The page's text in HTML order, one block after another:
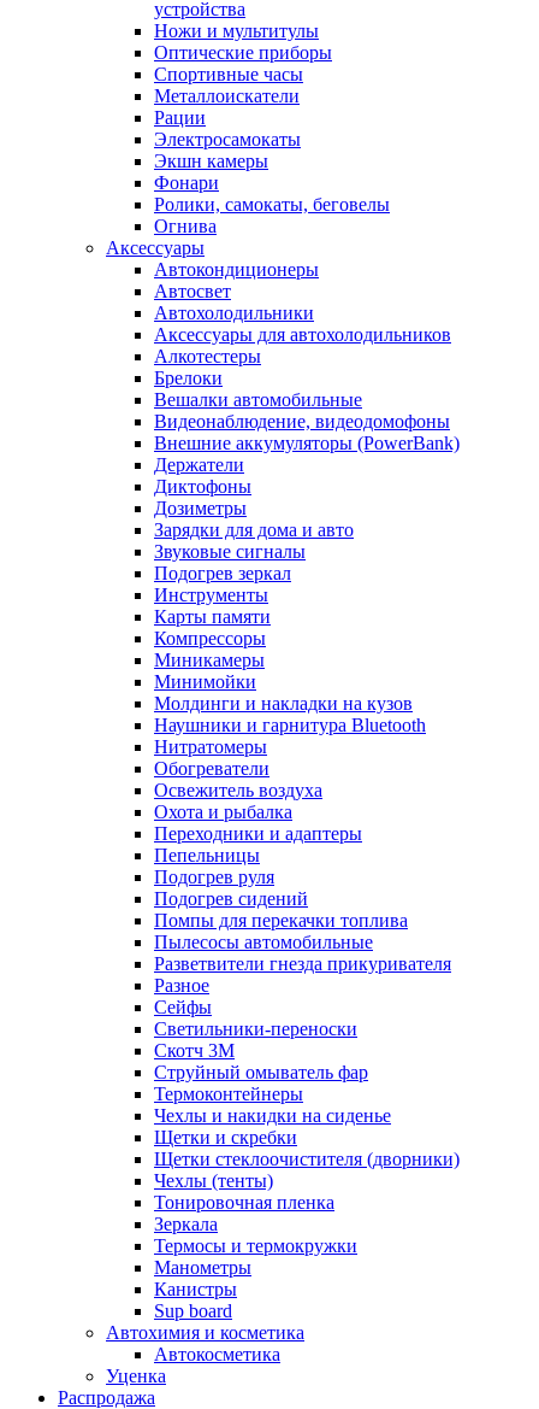
устройства
Ножи и мультитулы
Оптические приборы
Спортивные часы
Металлоискатели
Рации
Электросамокаты
Экшн камеры
Фонари
Ролики, самокаты, беговелы
Огнива
Аксессуары
Автокондиционеры
Aвтосвет
Автохолодильники
Аксессуары для автохолодильников
Алкотестеры
Брелоки
Вешалки автомобильные
Видеонаблюдение, видеодомофоны
Внешние аккумуляторы (PowerBank)
Держатели
Диктофоны
Дозиметры
Зарядки для дома и авто
Звуковые сигналы
Подогрев зеркал
Инструменты
Карты памяти
Компрессоры
Миникамеры
Минимойки
Молдинги и накладки на кузов
Наушники и гарнитура Bluetooth
Нитратомеры
Обогреватели
Освежитель воздуха
Охота и рыбалка
Переходники и адаптеры
Пепельницы
Подогрев руля
Подогрев сидений
Помпы для перекачки топлива
Пылесосы автомобильные
Разветвители гнезда прикуривателя
Разное
Сейфы
Светильники-переноски
Скотч 3М
Струйный омыватель фар
Термоконтейнеры
Чехлы и накидки на сиденье
Щетки и скребки
Щетки стеклоочистителя (дворники)
Чехлы (тенты)
Тонировочная пленка
Зеркалa
Термосы и термокружки
Манометры
Канистры
Sup board
Автохимия и косметика
Автокосметика
Уценка
Распродажа